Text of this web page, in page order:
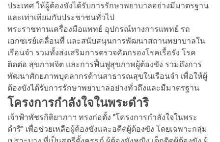
ประเทศ ให้ผู้ต้องขังได้รับการรักษาพยาบาลอย่างมีมาตรฐาน
และเท่าเทียมกับประชาชนทั่วไป
พระราชทานเครื่องมือแพทย์ อุปกรณ์ทางการแพทย์ รถ
เอกซเรย์เคลื่อนที่ และสนับสนุนการพัฒนาสถานพยาบาลใน
เรือนจำ รวมทั้งส่งเสริมการตรวจคัดกรองโรคเรื้อรัง โรค
ติดต่อ สุขภาพจิต และการฟื้นฟูสุขภาพผู้ต้องขัง รวมถึงการ
พัฒนาศักยภาพบุคลากรด้านสาธารณสุขในเรือนจำ เพื่อให้ผู้
ต้องขังได้รับการรักษาพยาบาลอย่างทั่วถึงและมีมาตรฐาน
โครงการกำลังใจในพระดำริ
เจ้าฟ้าพัชรกิติยาภาฯ ทรงก่อตั้ง "โครงการกำลังใจในพระ
ดำริ" เพื่อช่วยเหลือผู้ต้องขังและอดีตผู้ต้องขัง โดยเฉพาะกลุ่ม